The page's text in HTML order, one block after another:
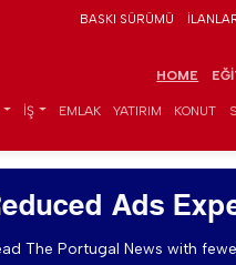
BASKI SÜRÜMÜ
HOME
İŞ EMLAK YATIRIM KONUT
Ads
The Portugal News with